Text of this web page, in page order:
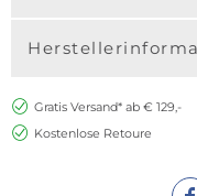
Gratis Versand* ab € 129,-
Kostenlose Retoure